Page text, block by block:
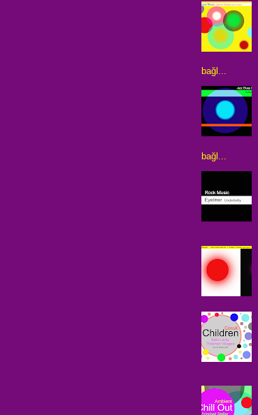
bağl...
bağl...